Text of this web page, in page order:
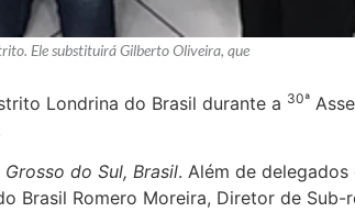
Ele substituirá Gilberto Oliveira, que
Londrina do Brasil durante a 30ª
do Sul, Brasil. Além de
Brasil Romero Moreira, Diretor de